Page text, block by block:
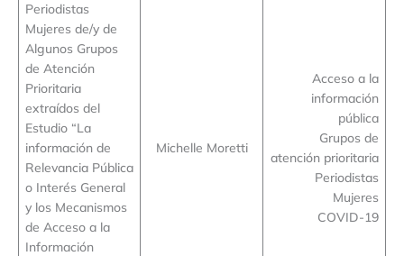
Periodistas
Mujeres de/y de
Algunos Grupos
de Atención
Prioritaria
extraídos del
Estudio “La
información de
Relevancia Pública
o Interés General
y los Mecanismos
de Acceso a la
Información
Michelle Moretti
Acceso a la
información
pública
Grupos de
atención prioritaria
Periodistas
Mujeres
COVID-19